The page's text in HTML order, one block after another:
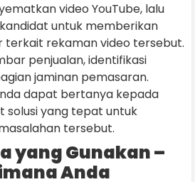
video YouTube, lalu
untuk memberikan
terkait rekaman video tersebut.
penjualan, identifikasi
jaminan pemasaran.
dapat bertanya kepada
solusi yang tepat untuk
tersebut.
yang Gunakan –
Anda